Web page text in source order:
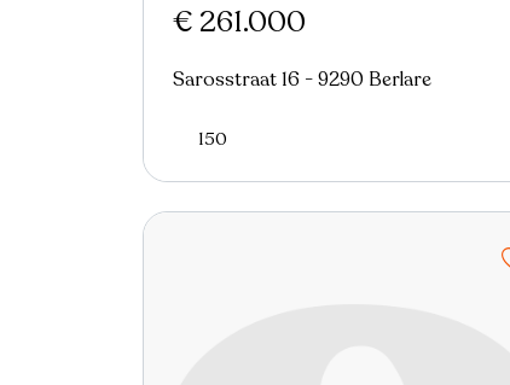
€ 261.000
Sarosstraat 16 - 9290 Berlare
150